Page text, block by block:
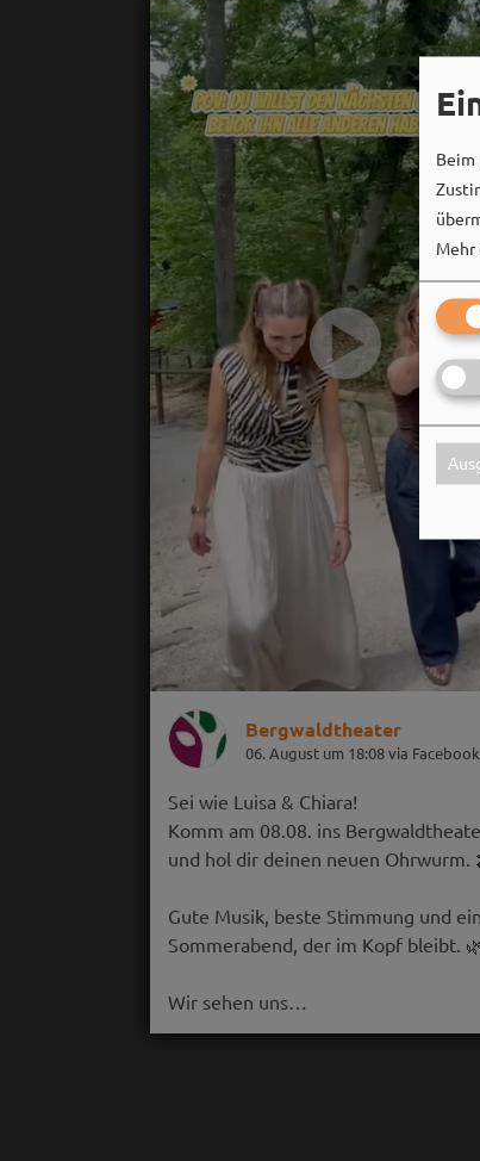
Bergwaldtheater
06. August um 18:08 via Facebook
Sei wie Luisa & Chiara!
Komm am 08.08. ins
und hol dir deinen neuen Ohrwurm.
Gute Musik, beste Stimmung und ein
Sommerabend, der im Kopf bleibt.
Wir sehen uns…
Beim
Mehr